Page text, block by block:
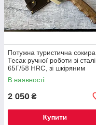
Потужна туристична сокира
Тесак ручної роботи зі сталі
65Г/58 HRC, зі шкіряним
чохлом у комплекті
В наявності
2 050 ₴
Купити